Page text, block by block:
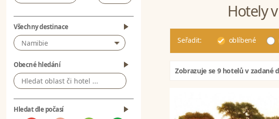
Všechny destinace
Namibie
Obecné hledání
Hledat dle počasí
Hotely
Seřadit: oblíbené
Zobrazuje se 9 hotelů v zadané